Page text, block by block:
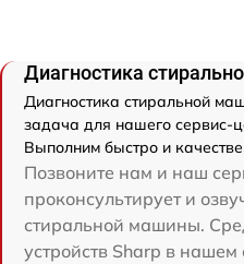
Диагностика
Диагностика стиральной
задача для нашего сервис-
Выполним быстро и
Позвоните нам и наш
проконсультирует и
стиральной машины.
устройств Sharp в